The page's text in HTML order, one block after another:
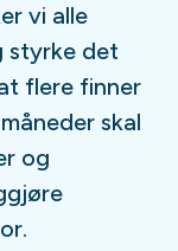
vi alle
styrke det
flere finner
skal
og